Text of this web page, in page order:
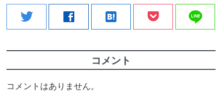
twitter facebook hatenabookmark line
コメント
コメントはありません。